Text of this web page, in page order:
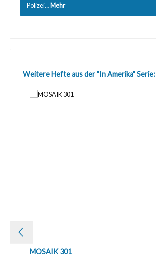
Polizei…Mehr
Produktgalerie überspringen
Weitere Hefte aus der "In Amerika" Serie:
MOSAIK 301